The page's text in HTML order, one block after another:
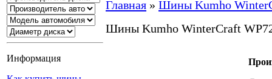
Информация
Главная » Шины Kumho
Шины Kumho WinterCraft